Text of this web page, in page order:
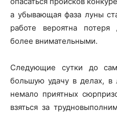
а убывающая фаза луны
работе вероятна
более внимательными.
Следующие сутки до
большую удачу в делах,
немало приятных
взяться за